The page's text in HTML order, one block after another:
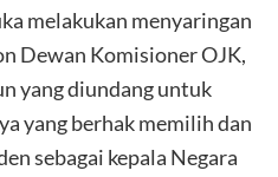
melakukan menyaringan
Dewan Komisioner OJK,
yang diundang untuk
yang berhak memilih dan
sebagai kepala Negara